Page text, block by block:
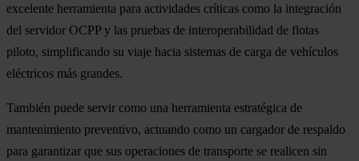
excelente herramienta para actividades críticas como la integración
del servidor OCPP y las pruebas de interoperabilidad de flotas
piloto, simplificando su viaje hacia sistemas de carga de vehículos
eléctricos más grandes.
También puede servir como una herramienta estratégica de
mantenimiento preventivo, actuando como un cargador de respaldo
para garantizar que sus operaciones de transporte se realicen sin